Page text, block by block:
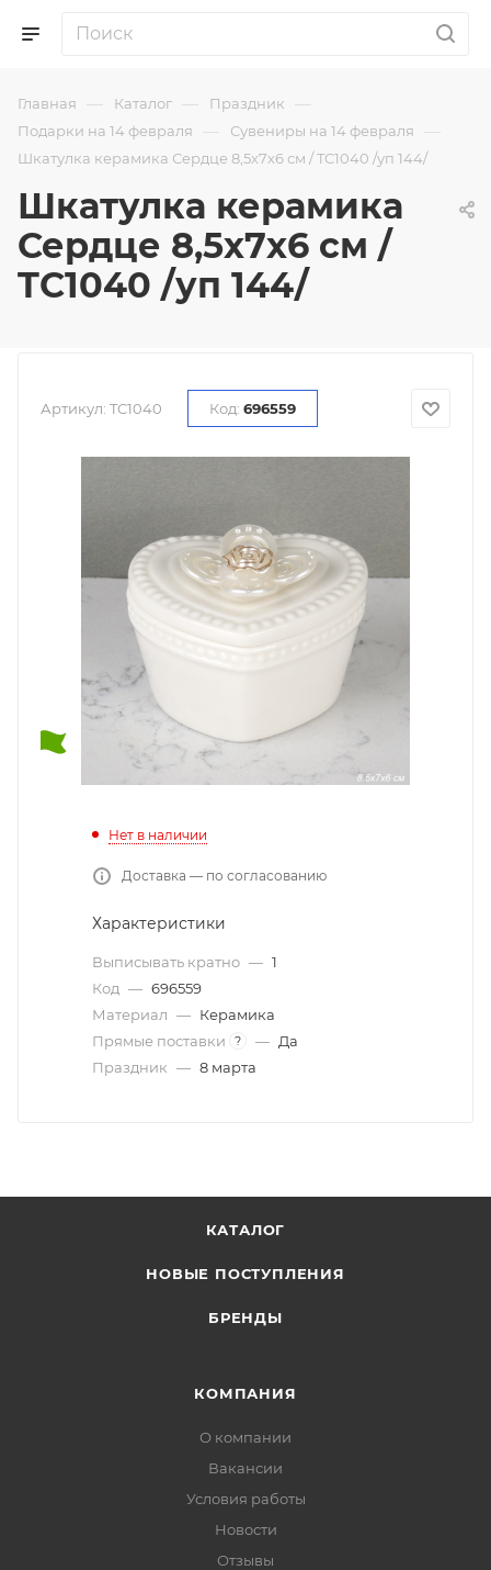
Главная — Каталог — Праздник —
Подарки на 14 февраля — Сувениры на 14 февраля —
Шкатулка керамика Сердце 8,5х7х6 см / TC1040 /уп 144/
Шкатулка керамика
Сердце 8,5х7х6 см /
TC1040 /уп 144/
Артикул: TC1040 Код: 696559
Нет в наличии
Доставка — по согласованию
Характеристики
Выписывать кратно — 1
Код — 696559
Материал — Керамика
Прямые поставки
? — Да
Праздник — 8 марта
КАТАЛОГ
НОВЫЕ ПОСТУПЛЕНИЯ
БРЕНДЫ
КОМПАНИЯ
О компании
Вакансии
Условия работы
Новости
Отзывы